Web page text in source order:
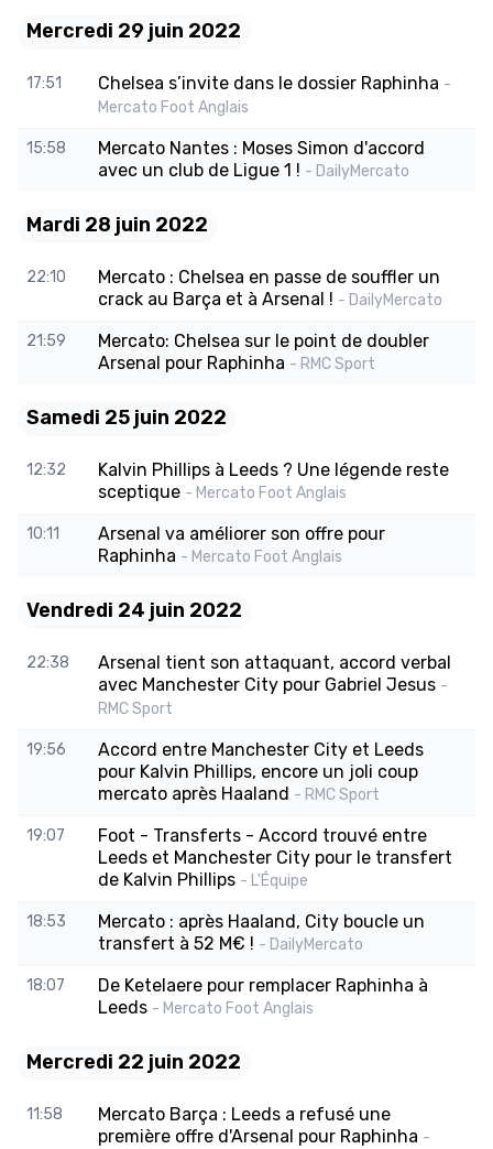
Mercredi 29 juin 2022
17:51 Chelsea s’invite dans le dossier Raphinha -
Mercato Foot Anglais
15:58
Mercato Nantes : Moses Simon d'accord
avec un club de Ligue 1 ! - DailyMercato
Mardi 28 juin 2022
22:10
Mercato : Chelsea en passe de souffler un
crack au Barça et à Arsenal ! - DailyMercato
21:59
Mercato: Chelsea sur le point de doubler
Arsenal pour Raphinha - RMC Sport
Samedi 25 juin 2022
12:32
Kalvin Phillips à Leeds ? Une légende reste
sceptique - Mercato Foot Anglais
10:11
Arsenal va améliorer son offre pour
Raphinha - Mercato Foot Anglais
Vendredi 24 juin 2022
22:38
Arsenal tient son attaquant, accord verbal
avec Manchester City pour Gabriel Jesus -
RMC Sport
19:56
Accord entre Manchester City et Leeds
pour Kalvin Phillips, encore un joli coup
mercato après Haaland - RMC Sport
19:07
Foot - Transferts - Accord trouvé entre
Leeds et Manchester City pour le transfert
de Kalvin Phillips - L'Équipe
18:53
Mercato : après Haaland, City boucle un
transfert à 52 M€ ! - DailyMercato
18:07
De Ketelaere pour remplacer Raphinha à
Leeds - Mercato Foot Anglais
Mercredi 22 juin 2022
11:58
Mercato Barça : Leeds a refusé une
première offre d'Arsenal pour Raphinha -